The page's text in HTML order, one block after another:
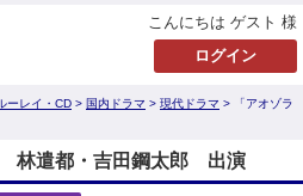
こんにちは ゲスト 様
ーレイ・CD > 国内ドラマ > 現代ドラマ > 「アオゾラ
林遣都・吉田鋼太郎 出演